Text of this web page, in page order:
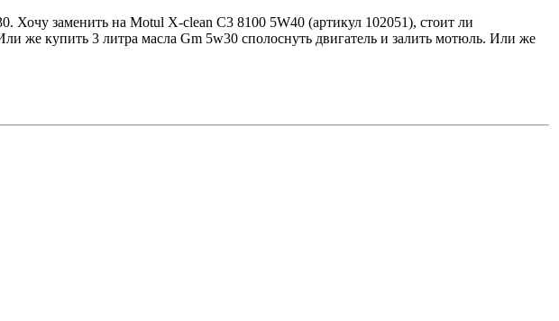
Хочу заменить на Motul X-clean C3 8100 5W40 (артикул 102051), стоит ли
же купить 3 литра масла Gm 5w30 сполоснуть двигатель и залить мотюль. Или же